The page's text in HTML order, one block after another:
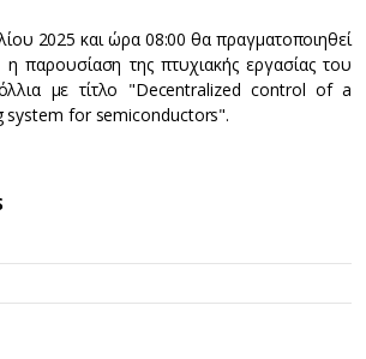
2025 και ώρα 08:00 θα πραγματοποιηθεί
παρουσίαση της πτυχιακής εργασίας του
με τίτλο "Decentralized control of a
for semiconductors".